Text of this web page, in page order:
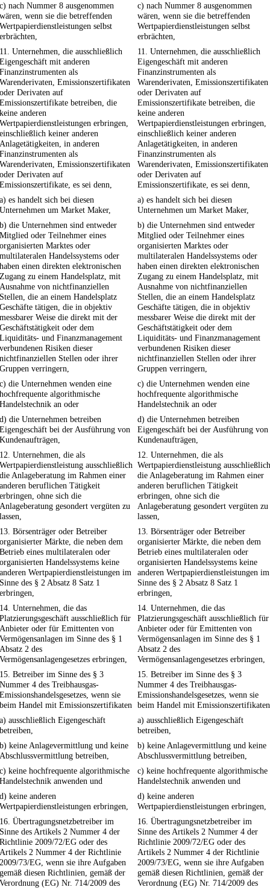
c) nach Nummer 8 ausgenommen
wären, wenn sie die betreffenden
Wertpapierdienstleistungen selbst
erbrächten,
c) nach Nummer 8 ausgenommen
wären, wenn sie die betreffenden
Wertpapierdienstleistungen selbst
erbrächten,
11. Unternehmen, die ausschließlich
Eigengeschäft mit anderen
Finanzinstrumenten als
Warenderivaten, Emissionszertifikaten
oder Derivaten auf
Emissionszertifikate betreiben, die
keine anderen
Wertpapierdienstleistungen erbringen,
einschließlich keiner anderen
Anlagetätigkeiten, in anderen
Finanzinstrumenten als
Warenderivaten, Emissionszertifikaten
oder Derivaten auf
Emissionszertifikate, es sei denn,
11. Unternehmen, die ausschließlich
Eigengeschäft mit anderen
Finanzinstrumenten als
Warenderivaten, Emissionszertifikaten
oder Derivaten auf
Emissionszertifikate betreiben, die
keine anderen
Wertpapierdienstleistungen erbringen,
einschließlich keiner anderen
Anlagetätigkeiten, in anderen
Finanzinstrumenten als
Warenderivaten, Emissionszertifikaten
oder Derivaten auf
Emissionszertifikate, es sei denn,
a) es handelt sich bei diesen
Unternehmen um Market Maker,
a) es handelt sich bei diesen
Unternehmen um Market Maker,
b) die Unternehmen sind entweder
Mitglied oder Teilnehmer eines
organisierten Marktes oder
multilateralen Handelssystems oder
haben einen direkten elektronischen
Zugang zu einem Handelsplatz, mit
Ausnahme von nichtfinanziellen
Stellen, die an einem Handelsplatz
Geschäfte tätigen, die in objektiv
messbarer Weise die direkt mit der
Geschäftstätigkeit oder dem
Liquiditäts- und Finanzmanagement
verbundenen Risiken dieser
nichtfinanziellen Stellen oder ihrer
Gruppen verringern,
b) die Unternehmen sind entweder
Mitglied oder Teilnehmer eines
organisierten Marktes oder
multilateralen Handelssystems oder
haben einen direkten elektronischen
Zugang zu einem Handelsplatz, mit
Ausnahme von nichtfinanziellen
Stellen, die an einem Handelsplatz
Geschäfte tätigen, die in objektiv
messbarer Weise die direkt mit der
Geschäftstätigkeit oder dem
Liquiditäts- und Finanzmanagement
verbundenen Risiken dieser
nichtfinanziellen Stellen oder ihrer
Gruppen verringern,
c) die Unternehmen wenden eine
hochfrequente algorithmische
Handelstechnik an oder
c) die Unternehmen wenden eine
hochfrequente algorithmische
Handelstechnik an oder
d) die Unternehmen betreiben
Eigengeschäft bei der Ausführung von
Kundenaufträgen,
d) die Unternehmen betreiben
Eigengeschäft bei der Ausführung von
Kundenaufträgen,
12. Unternehmen, die als
Wertpapierdienstleistung ausschließlich
die Anlageberatung im Rahmen einer
anderen beruflichen Tätigkeit
erbringen, ohne sich die
Anlageberatung gesondert vergüten zu
lassen,
12. Unternehmen, die als
Wertpapierdienstleistung ausschließlich
die Anlageberatung im Rahmen einer
anderen beruflichen Tätigkeit
erbringen, ohne sich die
Anlageberatung gesondert vergüten zu
lassen,
13. Börsenträger oder Betreiber
organisierter Märkte, die neben dem
Betrieb eines multilateralen oder
organisierten Handelssystems keine
anderen Wertpapierdienstleistungen im
Sinne des § 2 Absatz 8 Satz 1
erbringen,
13. Börsenträger oder Betreiber
organisierter Märkte, die neben dem
Betrieb eines multilateralen oder
organisierten Handelssystems keine
anderen Wertpapierdienstleistungen im
Sinne des § 2 Absatz 8 Satz 1
erbringen,
14. Unternehmen, die das
Platzierungsgeschäft ausschließlich für
Anbieter oder für Emittenten von
Vermögensanlagen im Sinne des § 1
Absatz 2 des
Vermögensanlagengesetzes erbringen,
14. Unternehmen, die das
Platzierungsgeschäft ausschließlich für
Anbieter oder für Emittenten von
Vermögensanlagen im Sinne des § 1
Absatz 2 des
Vermögensanlagengesetzes erbringen,
15. Betreiber im Sinne des § 3
Nummer 4 des Treibhausgas-
Emissionshandelsgesetzes, wenn sie
beim Handel mit Emissionszertifikaten
15. Betreiber im Sinne des § 3
Nummer 4 des Treibhausgas-
Emissionshandelsgesetzes, wenn sie
beim Handel mit Emissionszertifikaten
a) ausschließlich Eigengeschäft
betreiben,
a) ausschließlich Eigengeschäft
betreiben,
b) keine Anlagevermittlung und keine
Abschlussvermittlung betreiben,
b) keine Anlagevermittlung und keine
Abschlussvermittlung betreiben,
c) keine hochfrequente algorithmische
Handelstechnik anwenden und
c) keine hochfrequente algorithmische
Handelstechnik anwenden und
d) keine anderen
Wertpapierdienstleistungen erbringen,
d) keine anderen
Wertpapierdienstleistungen erbringen,
16. Übertragungsnetzbetreiber im
Sinne des Artikels 2 Nummer 4 der
Richtlinie 2009/72/EG oder des
Artikels 2 Nummer 4 der Richtlinie
2009/73/EG, wenn sie ihre Aufgaben
gemäß diesen Richtlinien, gemäß der
Verordnung (EG) Nr. 714/2009 des
16. Übertragungsnetzbetreiber im
Sinne des Artikels 2 Nummer 4 der
Richtlinie 2009/72/EG oder des
Artikels 2 Nummer 4 der Richtlinie
2009/73/EG, wenn sie ihre Aufgaben
gemäß diesen Richtlinien, gemäß der
Verordnung (EG) Nr. 714/2009 des